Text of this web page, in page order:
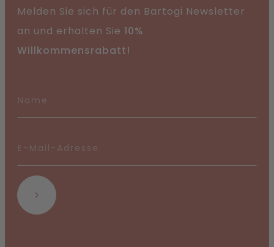
Melden Sie sich für den Bartogi Newsletter
an und erhalten Sie 10%
Willkommensrabatt!
Abonnieren